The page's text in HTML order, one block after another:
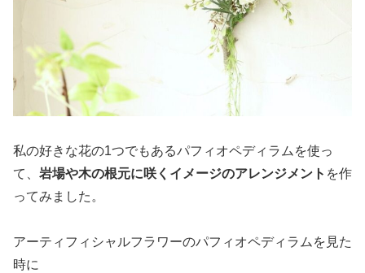
私の好きな花の1つでもあるパフィオペディラムを使っ
て、 岩場や木の根元に咲くイメージのアレンジメント を作
ってみました。
アーティフィシャルフラワーのパフィオペディラムを見た
時に